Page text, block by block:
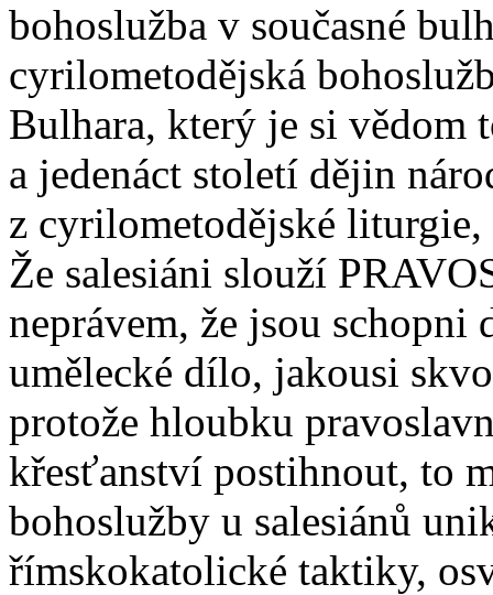
bohoslužba v současné
cyrilometodějská
Bulhara, který je si vědom
a jedenáct století dějin
z cyrilometodějské
Že salesiáni slouží
neprávem, že jsou
umělecké dílo, jakousi
protože hloubku
křesťanství postihnout, to
bohoslužby u salesiánů
římskokatolické taktiky,